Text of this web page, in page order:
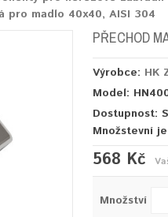
pro madlo 40x40, AISI 304
PŘECHOD
Výrobce: HK
Model:
Dostupnost:
Množstevní
568 Kč
Množství